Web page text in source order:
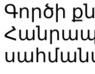
Գործի